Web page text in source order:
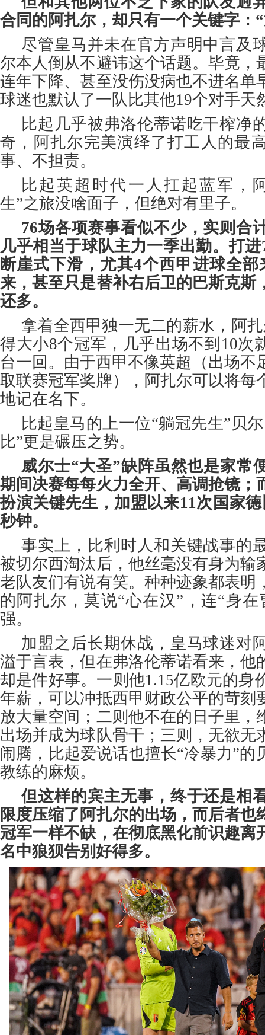
合同的阿扎尔，却只有一个关键字：
尽管皇马并未在官方声明中言及
尔本人倒从不避讳这个话题。毕竟，
连年下降、甚至没伤没病也不进名单
球迷也默认了一队比其他19个对手天
比起几乎被弗洛伦蒂诺吃干榨净
奇，阿扎尔完美演绎了打工人的最
事、不担责。
比起英超时代一人扛起蓝军，
生”之旅没啥面子，但绝对有里子。
76场各项赛事看似不少，实则合
几乎相当于球队主力一季出勤。打
断崖式下滑，尤其4个西甲进球全
来，甚至只是替补右后卫的巴斯克斯
还多。
拿着全西甲独一无二的薪水，阿
得大小8个冠军，几乎出场不到10次
台一回。由于西甲不像英超（出场不
取联赛冠军奖牌），阿扎尔可以将每
地记在名下。
比起皇马的上一位“躺冠先生”贝
比”更是碾压之势。
威尔士“大圣”缺阵虽然也是家常
期间决赛每每火力全开、高调抢镜；
扮演关键先生，加盟以来11次国家
秒钟。
事实上，比利时人和关键战事的
被切尔西淘汰后，他丝毫没有身为输
老队友们有说有笑。种种迹象都表明
的阿扎尔，莫说“心在汉”，连“身
强。
加盟之后长期休战，皇马球迷对
溢于言表，但在弗洛伦蒂诺看来，他
却是件好事。一则他1.15亿欧元的身
年薪，可以冲抵西甲财政公平的苛刻
放大量空间；二则他不在的日子里，
出场并成为球队骨干；三则，无欲无
闹腾，比起爱说话也擅长“冷暴力”的
教练的麻烦。
但这样的宾主无事，终于还是相
限度压缩了阿扎尔的出场，而后者也
冠军一样不缺，在彻底黑化前识趣离
名中狼狈告别好得多。